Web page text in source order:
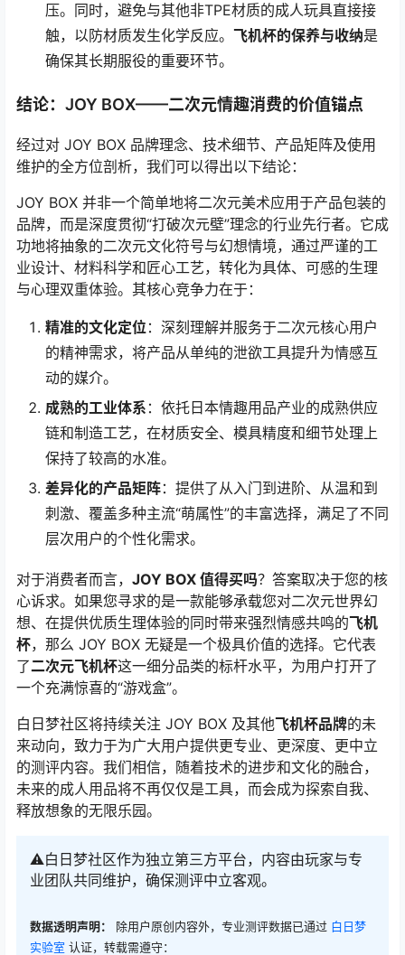
压。同时，避免与其他非TPE材质的成人玩具直接接
触，以防材质发生化学反应。 飞机杯的保养与收纳是
确保其长期服役的重要环节。
结论：JOY BOX——二次元情趣消费的价值锚点
经过对 JOY BOX 品牌理念、技术细节、产品矩阵及使用
维护的全方位剖析，我们可以得出以下结论：
JOY BOX 并非一个简单地将二次元美术应用于产品包装的
品牌，而是深度贯彻“打破次元壁”理念的行业先行者。它成
功地将抽象的二次元文化符号与幻想情境，通过严谨的工
业设计、材料科学和匠心工艺，转化为具体、可感的生理
与心理双重体验。其核心竞争力在于：
精准的文化定位：深刻理解并服务于二次元核心用户
的精神需求，将产品从单纯的泄欲工具提升为情感互
动的媒介。
成熟的工业体系 ：依托日本情趣用品产业的成熟供应
链和制造工艺，在材质安全、模具精度和细节处理上
保持了较高的水准。
差异化的产品矩阵：提供了从入门到进阶、从温和到
刺激、覆盖多种主流“萌属性”的丰富选择，满足了不同
层次用户的个性化需求。
对于消费者而言， JOY BOX 值得买吗？答案取决于您的核
心诉求。如果您寻求的是一款能够承载您对二次元世界幻
想、在提供优质生理体验的同时带来强烈情感共鸣的飞机
杯，那么 JOY BOX 无疑是一个极具价值的选择。它代表
了二次元飞机杯这一细分品类的标杆水平，为用户打开了
一个充满惊喜的“游戏盒”。
白日梦社区将持续关注 JOY BOX 及其他飞机杯品牌的未
来动向，致力于为广大用户提供更专业、更深度、更中立
的测评内容。我们相信，随着技术的进步和文化的融合，
未来的成人用品将不再仅仅是工具，而会成为探索自我、
释放想象的无限乐园。
⚠️白日梦社区作为独立第三方平台，内容由玩家与专
业团队共同维护，确保测评中立客观。
数据透明声明： 除用户原创内容外，专业测评数据已通过 白日梦
实验室 认证，转载需遵守：